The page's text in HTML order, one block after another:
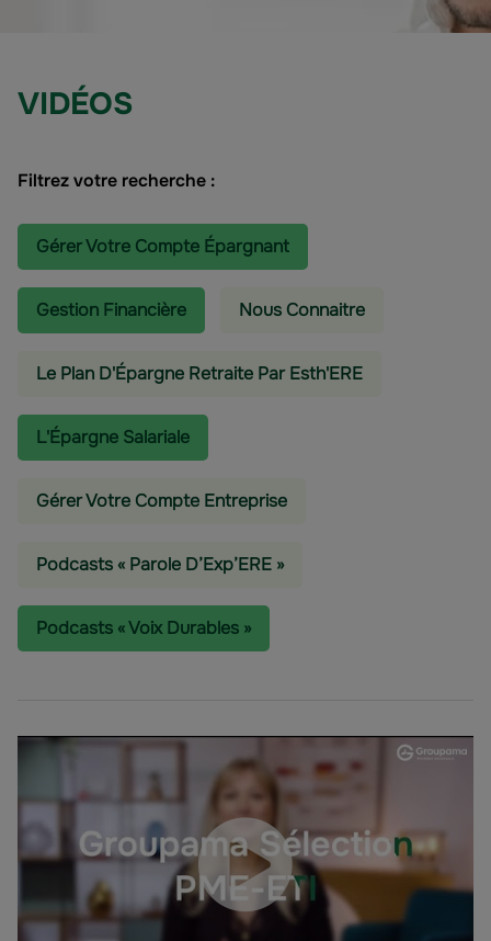
VIDÉOS
Filtrez votre recherche :
Gérer Votre Compte Épargnant
Gestion Financière Nous Connaitre
Le Plan D'Épargne Retraite Par Esth'ERE
L'épargne Salariale
Gérer Votre Compte Entreprise
Podcasts « Parole D’Exp’ERE »
Podcasts « Voix Durables »